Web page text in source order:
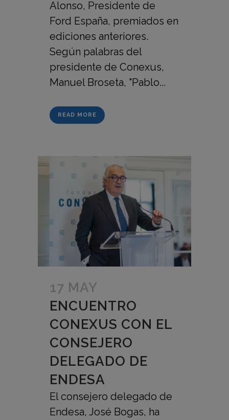
Alonso, Presidente de
Ford España, premiados en
ediciones anteriores.
Según palabras del
presidente de Conexus,
Manuel Broseta, "Pablo...
READ MORE
17 MAY
ENCUENTRO
CONEXUS CON EL
CONSEJERO
DELEGADO DE
ENDESA
El consejero delegado de
Endesa, José Bogas, ha